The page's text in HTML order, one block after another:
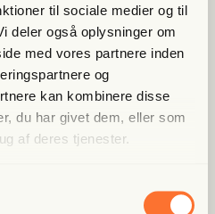
til sociale medier og til
deler også oplysninger om
med vores partnere inden
og
kan kombinere disse
du har givet dem, eller som
af deres tjenester.
29 min
sig som jægersoldat og ven
dansk jord.
26 min